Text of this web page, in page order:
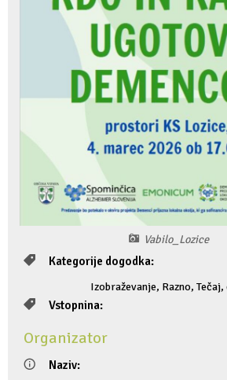
Vabilo_Lozice
Kategorije dogodka:
Izobraževanje, Razno,
Vstopnina:
Organizator
Naziv:
Fotogalerija
Ideja za izlet
Raziskuj Vipavo s pomočjo vitezov Vipavskih
Zasebno doživetje lova na tartufe
Pomembni kontakti
Pogosta vprašanja
Novičke
Publikacije
Projekti
Poslovne strani
Zelena Vipava
Trajnostna mobilnost